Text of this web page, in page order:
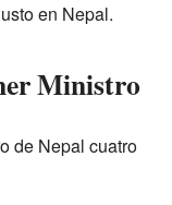
en Nepal.
Ministro
de Nepal cuatro